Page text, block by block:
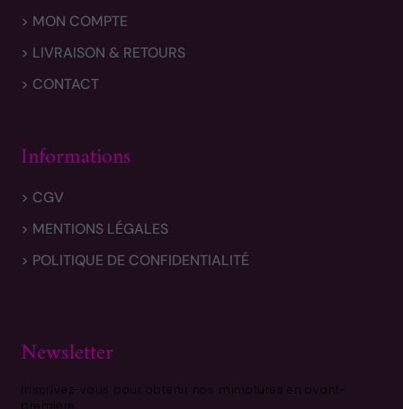
> MON COMPTE
> LIVRAISON & RETOURS
> CONTACT
Informations
> CGV
> MENTIONS LÉGALES
> POLITIQUE DE CONFIDENTIALITÉ
Newsletter
Inscrivez-vous pour obtenir nos miniatures en avant-